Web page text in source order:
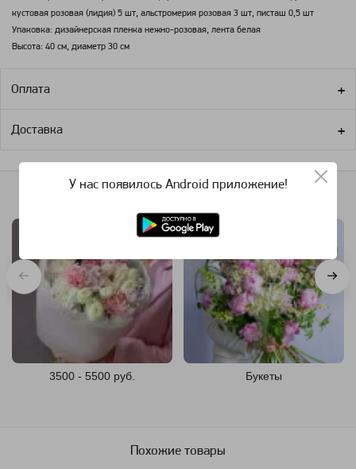
кустовая розовая (лидия) 5 шт, альстромерия розовая 3 шт, писташ 0,5 шт
Упаковка: дизайнерская пленка нежно-розовая, лента белая
Высота: 40 см, диаметр 30 см
Оплата
Доставка
3500 - 5500 руб. Букеты
Похожие товары
У нас появилось Android приложение!